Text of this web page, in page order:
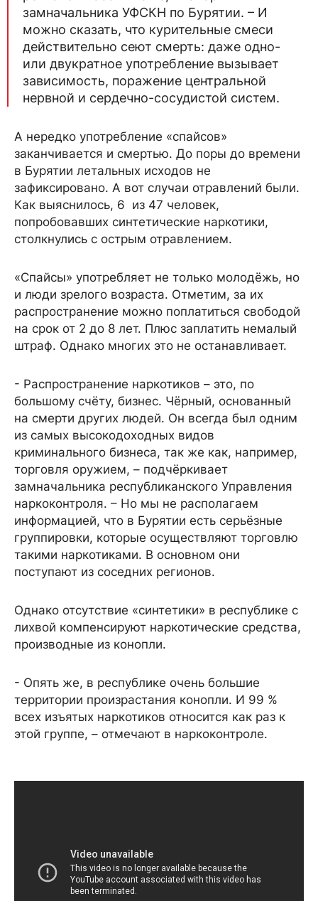
замначальника УФСКН по Бурятии. – И
можно сказать, что курительные смеси
действительно сеют смерть: даже одно-
или двукратное употребление вызывает
зависимость, поражение центральной
нервной и сердечно-сосудистой систем.
А нередко употребление «спайсов»
заканчивается и смертью. До поры до времени
в Бурятии летальных исходов не
зафиксировано. А вот случаи отравлений были.
Как выяснилось, 6 из 47 человек,
попробовавших синтетические наркотики,
столкнулись с острым отравлением.
«Спайсы» употребляет не только молодёжь, но
и люди зрелого возраста. Отметим, за их
распространение можно поплатиться свободой
на срок от 2 до 8 лет. Плюс заплатить немалый
штраф. Однако многих это не останавливает.
- Распространение наркотиков – это, по
большому счёту, бизнес. Чёрный, основанный
на смерти других людей. Он всегда был одним
из самых высокодоходных видов
криминального бизнеса, так же как, например,
торговля оружием, – подчёркивает
замначальника республиканского Управления
наркоконтроля. – Но мы не располагаем
информацией, что в Бурятии есть серьёзные
группировки, которые осуществляют торговлю
такими наркотиками. В основном они
поступают из соседних регионов.
Однако отсутствие «синтетики» в республике с
лихвой компенсируют наркотические средства,
производные из конопли.
- Опять же, в республике очень большие
территории произрастания конопли. И 99 %
всех изъятых наркотиков относится как раз к
этой группе, – отмечают в наркоконтроле.